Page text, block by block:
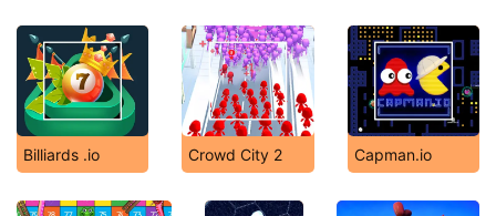
Billiards .io Crowd City 2 Capman.io